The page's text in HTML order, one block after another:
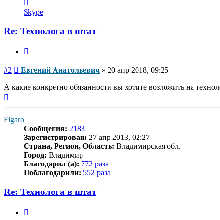
информация
пользователя
Анатольевич
Skype
Re: Технолога в штат
#2 Сообщение
Евгений Анатольевич » 20 апр 2018, 09:25
А какие конкретно обязанности вы хотите возложить на
Figaro
Сообщения: 2183
Зарегистрирован: 27 апр 2013, 02:27
Страна, Регион, Область: Владимирская обл.
Город: Владимир
Благодарил (а): 772 раза
Поблагодарили: 552 раза
Re: Технолога в штат